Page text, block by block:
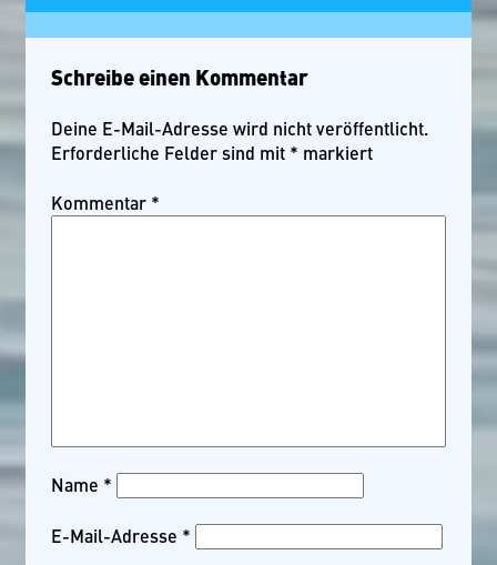
Schreibe einen Kommentar
Deine E-Mail-Adresse wird nicht veröffentlicht.
Erforderliche Felder sind mit * markiert
Kommentar *
Name *
E-Mail-Adresse *